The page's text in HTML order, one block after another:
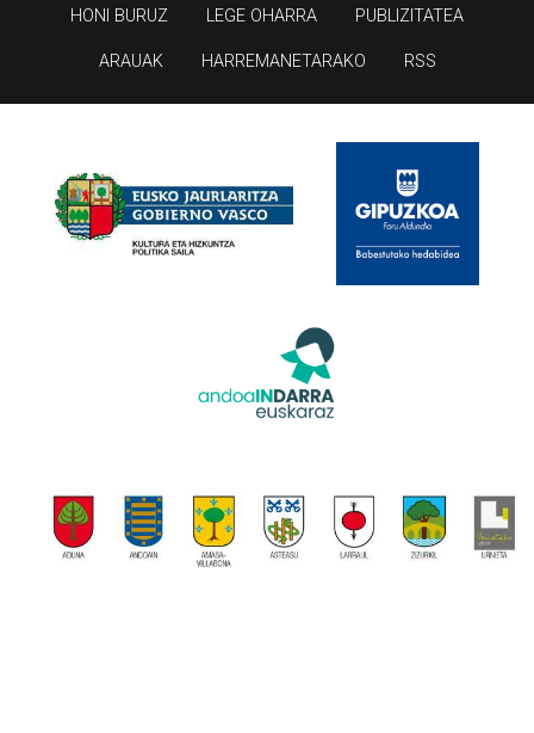
HONI BURUZ LEGE OHARRA PUBLIZITATEA
ARAUAK HARREMANETARAKO RSS